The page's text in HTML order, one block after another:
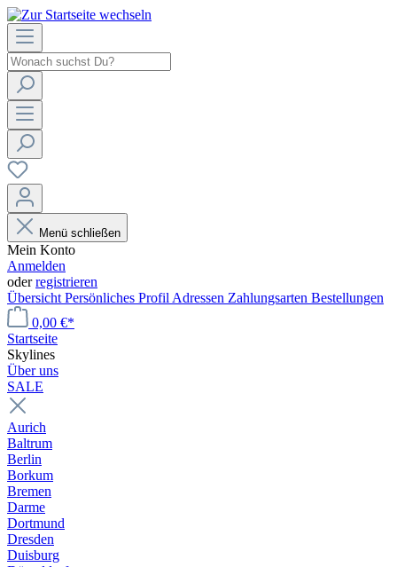
Menü schließen
Mein Konto
Anmelden
oderregistrieren
Übersicht Persönliches Profil Adressen Zahlungsarten Bestellungen
0,00 €*
Startseite
Skylines
Über uns
SALE
Aurich
Baltrum
Berlin
Borkum
Bremen
Darme
Dortmund
Dresden
Duisburg